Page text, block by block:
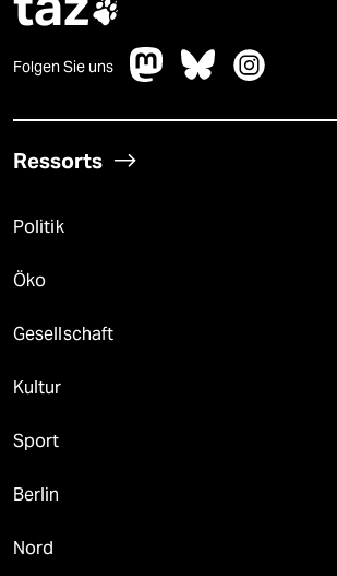

Folgen Sie uns
Ressorts
Politik
Öko
Gesellschaft
Kultur
Sport
Berlin
Nord